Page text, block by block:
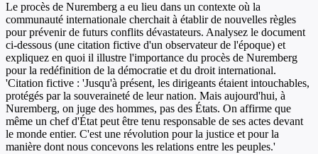
Le procès de Nuremberg a eu lieu dans un contexte où la
communauté internationale cherchait à établir de nouvelles règles
pour prévenir de futurs conflits dévastateurs. Analysez le document
ci-dessous (une citation fictive d'un observateur de l'époque) et
expliquez en quoi il illustre l'importance du procès de Nuremberg
pour la redéfinition de la démocratie et du droit international.
'Citation fictive : 'Jusqu'à présent, les dirigeants étaient intouchables,
protégés par la souveraineté de leur nation. Mais aujourd'hui, à
Nuremberg, on juge des hommes, pas des États. On affirme que
même un chef d'État peut être tenu responsable de ses actes devant
le monde entier. C'est une révolution pour la justice et pour la
manière dont nous concevons les relations entre les peuples.'